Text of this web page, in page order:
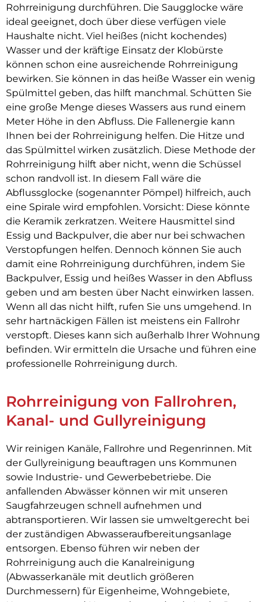
Rohrreinigung durchführen. Die Saugglocke wäre
ideal geeignet, doch über diese verfügen viele
Haushalte nicht. Viel heißes (nicht kochendes)
Wasser und der kräftige Einsatz der Klobürste
können schon eine ausreichende Rohrreinigung
bewirken. Sie können in das heiße Wasser ein wenig
Spülmittel geben, das hilft manchmal. Schütten Sie
eine große Menge dieses Wassers aus rund einem
Meter Höhe in den Abfluss. Die Fallenergie kann
Ihnen bei der Rohrreinigung helfen. Die Hitze und
das Spülmittel wirken zusätzlich. Diese Methode der
Rohrreinigung hilft aber nicht, wenn die Schüssel
schon randvoll ist. In diesem Fall wäre die
Abflussglocke (sogenannter Pömpel) hilfreich, auch
eine Spirale wird empfohlen. Vorsicht: Diese könnte
die Keramik zerkratzen. Weitere Hausmittel sind
Essig und Backpulver, die aber nur bei schwachen
Verstopfungen helfen. Dennoch können Sie auch
damit eine Rohrreinigung durchführen, indem Sie
Backpulver, Essig und heißes Wasser in den Abfluss
geben und am besten über Nacht einwirken lassen.
Wenn all das nicht hilft, rufen Sie uns umgehend. In
sehr hartnäckigen Fällen ist meistens ein Fallrohr
verstopft. Dieses kann sich außerhalb Ihrer Wohnung
befinden. Wir ermitteln die Ursache und führen eine
professionelle Rohrreinigung durch.
Rohrreinigung von Fallrohren,
Kanal- und Gullyreinigung
Wir reinigen Kanäle, Fallrohre und Regenrinnen. Mit
der Gullyreinigung beauftragen uns Kommunen
sowie Industrie- und Gewerbebetriebe. Die
anfallenden Abwässer können wir mit unseren
Saugfahrzeugen schnell aufnehmen und
abtransportieren. Wir lassen sie umweltgerecht bei
der zuständigen Abwasseraufbereitungsanlage
entsorgen. Ebenso führen wir neben der
Rohrreinigung auch die Kanalreinigung
(Abwasserkanäle mit deutlich größeren
Durchmessern) für Eigenheime, Wohngebiete,